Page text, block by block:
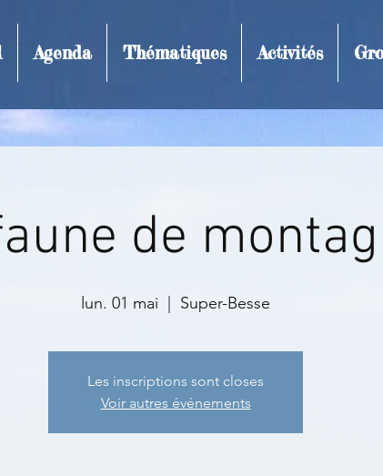
Agenda Thématiques Activités
inscription
de
lun. 01 mai Super-Besse
Les inscriptions sont closes
Voir autres événements